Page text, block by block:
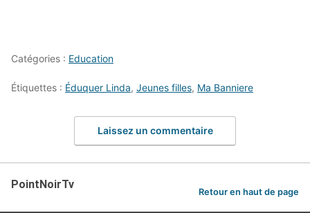
Catégories : Education
Étiquettes : Éduquer Linda, Jeunes filles, Ma Banniere
Laissez un commentaire
PointNoirTv
Retour en haut de page